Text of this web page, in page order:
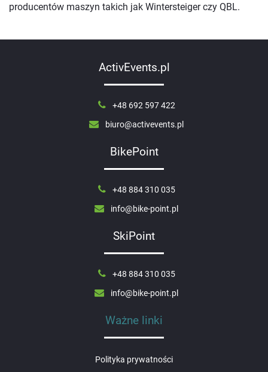
producentów maszyn takich jak Wintersteiger czy QBL.
ActivEvents.pl
+48 692 597 422
biuro@activevents.pl
BikePoint
+48 884 310 035
info@bike-point.pl
SkiPoint
+48 884 310 035
info@bike-point.pl
Ważne linki
Polityka prywatności